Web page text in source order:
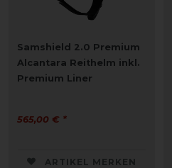
Samshield 2.0 Premium
Alcantara Reithelm inkl.
Premium Liner
565,00 € *
ARTIKEL MERKEN